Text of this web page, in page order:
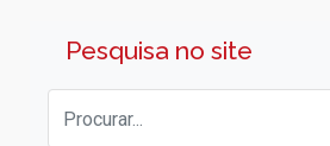
Pesquisa no site